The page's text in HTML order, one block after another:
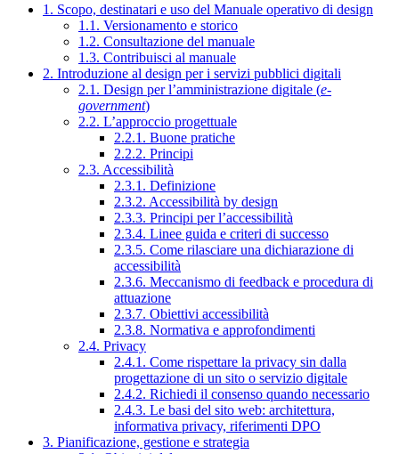
1. Scopo, destinatari e uso del Manuale operativo di design
1.1. Versionamento e storico
1.2. Consultazione del manuale
1.3. Contribuisci al manuale
2. Introduzione al design per i servizi pubblici digitali
2.1. Design per l’amministrazione digitale (e-
government)
2.2. L’approccio progettuale
2.2.1. Buone pratiche
2.2.2. Principi
2.3. Accessibilità
2.3.1. Definizione
2.3.2. Accessibilità by design
2.3.3. Principi per l’accessibilità
2.3.4. Linee guida e criteri di successo
2.3.5. Come rilasciare una dichiarazione di
accessibilità
2.3.6. Meccanismo di feedback e procedura di
attuazione
2.3.7. Obiettivi accessibilità
2.3.8. Normativa e approfondimenti
2.4. Privacy
2.4.1. Come rispettare la privacy sin dalla
progettazione di un sito o servizio digitale
2.4.2. Richiedi il consenso quando necessario
2.4.3. Le basi del sito web: architettura,
informativa privacy, riferimenti DPO
3. Pianificazione, gestione e strategia